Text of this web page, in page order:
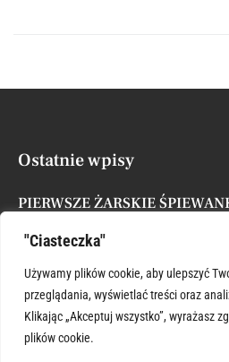
"Ciasteczka"
Używamy plików cookie, aby ulepszyć
przeglądania, wyświetlać treści oraz
Klikając „Akceptuj wszystko”, wyrażasz
plików cookie.
Ostatnie wpisy
PIERWSZE ŻARSKIE
XVII NIEDZIELA ZWYKŁA
Posted byAdministrator 26 lipca, 2026
ŚWIĘTY KRZYSZTOFIE